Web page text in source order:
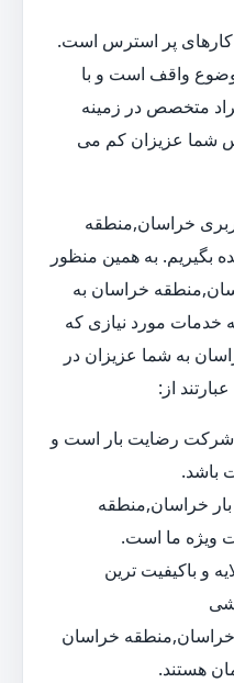
کارهای پر استرس است.
واقف است و با
متخصص در زمینه
شما عزیزان کم می
خراسان,منطقه
بگیریم. به همین منظور
خراسان به
خدمات مورد نیازی که
به شما عزیزان در
از:
رضایت بار است و
باشد.
بار خراسان,منطقه
ویژه ما است.
و باکیفیت ترین
خراسان
هستند.